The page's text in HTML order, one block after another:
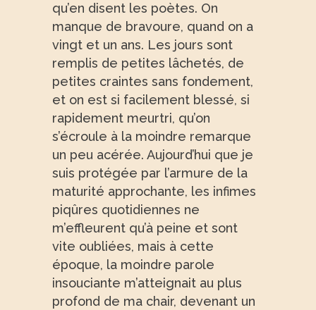
qu’en disent les poètes. On
manque de bravoure, quand on a
vingt et un ans. Les jours sont
remplis de petites lâchetés, de
petites craintes sans fondement,
et on est si facilement blessé, si
rapidement meurtri, qu’on
s’écroule à la moindre remarque
un peu acérée. Aujourd’hui que je
suis protégée par l’armure de la
maturité approchante, les infimes
piqûres quotidiennes ne
m’effleurent qu’à peine et sont
vite oubliées, mais à cette
époque, la moindre parole
insouciante m’atteignait au plus
profond de ma chair, devenant un